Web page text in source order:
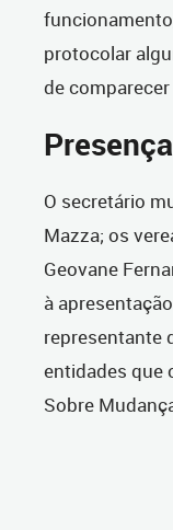
protocolar
de
O secretário
Mazza; os
Geovane
à
representante
entidades que
Sobre